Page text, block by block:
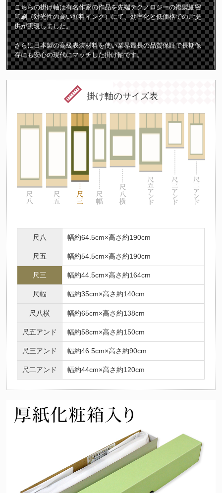
の間の掛け軸は特に配慮が必要となります。
十三仏の掛け軸は初七日から三十三回忌までの合計「十三回の追善
供養」をつかさどる守護仏です。故人は十三の仏様に見守られなが
ら極楽浄土に導かれて成仏すると言われています。
法要名 仏名
初七日 不動明王 ふどうみょうおう
釈迦如来しゃかにょらい
三七日 文殊菩薩
四七日 普賢菩薩ふげんぼさつ
五七日 地蔵菩薩じぞうぼさつ
みろくぼさつ
七七日 薬師如来やくしにょらい
一周忌 勢至菩薩せいしぼさつ
三回忌 阿弥陀如来 あみだにょらい
あしゅくにょらい
大日如来だいにちにょらい
虚空蔵菩薩こくうぞうぼさつ
十三仏の中には、人それぞれの守り本尊があるとされています。
こちらの掛け軸は有名作家の作品を先端テクノロジーの複製細密
印刷（対光性の高い顔料インク）にて、効率化と低価格でのご提
供が実現しました。
さらに日本製の高級表装材料を使い業界最長の品質保証で長期保
存にも安心の現代にマッチした掛け軸です。
掛け軸のサイズ表
尺八 幅約64.5cm×高さ約190cm
尺五 幅約54.5cm×高さ約190cm
尺三 幅約44.5cm×高さ約164cm
尺幅 幅約35cm×高さ約140cm
尺八横 幅約65cm×高さ約138cm
尺五アンド 幅約58cm×高さ約150cm
尺三アンド 幅約46.5cm×高さ約90cm
尺二アンド 幅約44cm×高さ約120cm